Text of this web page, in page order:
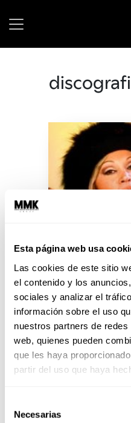
Esta página web usa
Las cookies de este sitio
el contenido y los
sociales y analizar el
información sobre el uso
nuestros partners de
web, quienes pueden
que les haya
partir del uso que haya
Necesarias
Laura
Vamos a
le vamos a